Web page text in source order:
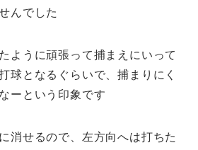
んでした
ように頑張って捕まえにいって
球となるぐらいで、捕まりにく
ーという印象です
消せるので、左方向へは打ちた